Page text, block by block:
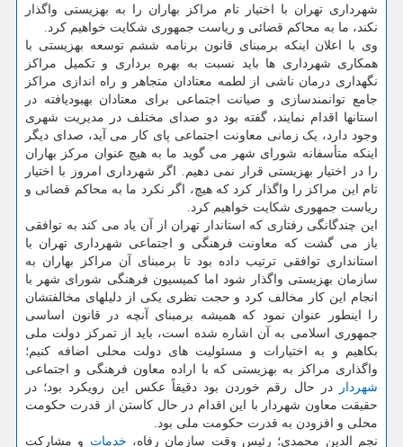
شهرداری تهران با اختیار تام مراکز بهاران را به بهزیستی واگذار
نکند، ما به محاکم قضائی و ریاست جمهوری شکایت خواهیم کرد.
وی با اعلان اینکه برمبنای قانون برنامه ششم توسعه بهزیستی با
همکاری شهرداری ها باید نسبت به بهره برداری و تکمیل مراکز
نگهداری درمان ناشی از لطمه معتادان متجاهر و راه اندازی مراکز
جامع توانمندسازی و صیانت اجتماعی برای معتادان بهبودیافته در
استانها اقدام نمایند، گفته بود دو صدای مختلف در مدیریت شهری
وجود دارد، یک زمانی معاونت اجتماعی پای کار می آید، صدای دیگر
اینکه متأسفانه شورای شهر می گوید ما به هیچ عنوان مرکز بهاران
را در اختیار بهزیستی قرار نمی دهیم. اگر شهرداری امروز با اختیار
تام این مراکز را واگذار کرد که هیچ، اگر نکرد ما به محاکم قضائی و
ریاست جمهوری شکایت خواهیم کرد.
این چندگانگی رفتاری که استاندار تهران از آن یاد می کند به توافقی
باز می گشت که معاونت فرهنگی و اجتماعی شهرداری تهران با
استانداری توافقی ترتیب داده بود تا برمبنای آن مراکز بهاران به
سازمان بهزیستی واگذار شود اما کمیسیون فرهنگی شورای شهر با
انجام این کار مخالف کرد و حجت نظری یکی از دلیلهای مخالفتشان
را اینطور عنوان نمود که همیشه برمبنای آنچه در قانون اساسی
جمهوری اسلامی به آن اشاره شده است، باید از تمرکز دولت ملی
بکاهیم و به اختیارات و مسئولیت های دولت محلی اضافه کنیم؛
واگذاری مراکز به بهزیستی که با اراده معاون فرهنگی و اجتماعی
شهردار
در حال رقم خوردن بود دقیقاً عکس این رویکرد بود؛ در
حقیقت معاون شهردار با این اقدام در حال کاستن از قدرت حکومت
محلی و افزودن به قدرت حکومت ملی بود.
نجم الدین محمدی؛ رئیس وقت سازمان رفاه، خدمات و مشارکت